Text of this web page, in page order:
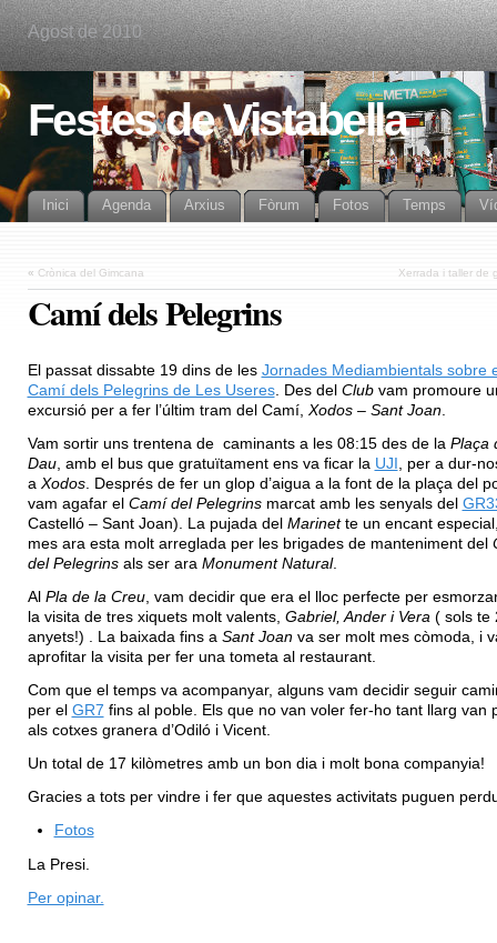
Agost de 2010
Festes de Vistabella
Inici Agenda Arxius Fòrum Fotos Temps
« Crònica del Gimcana Xerrada i taller de
Camí dels Pelegrins
El passat dissabte 19 dins de les Jornades Mediambientals sobre
Camí dels Pelegrins de Les Useres. Des del Clubvam promoure
excursió per a fer l’últim tram del Camí, Xodos – Sant Joan.
Vam sortir uns trentena de caminants a les 08:15 des de la Plaça
Dau, amb el bus que gratuïtament ens va ficar la UJI , per a dur-
a Xodos. Després de fer un glop d’aigua a la font de la plaça del
vam agafar el Camí del Pelegrins marcat amb les senyals del
Castelló – Sant Joan). La pujada del Marinette un encant
mes ara esta molt arreglada per les brigades de manteniment del
del Pelegrinsals ser ara Monument Natural.
Al Pla de la Creu, vam decidir que era el lloc perfecte per
la visita de tres xiquets molt valents, Gabriel, Ander i Vera ( sols te
anyets!) . La baixada fins a Sant Joanva ser molt mes còmoda, i
aprofitar la visita per fer una tometa al restaurant.
Com que el temps va acompanyar, alguns vam decidir seguir
per el GR7 fins al poble. Els que no van voler fer-ho tant llarg van
als cotxes granera d’Odiló i Vicent.
Un total de 17 kilòmetres amb un bon dia i molt bona companyia!
Gracies a tots per vindre i fer que aquestes activitats puguen
Fotos
La Presi.
Per opinar.